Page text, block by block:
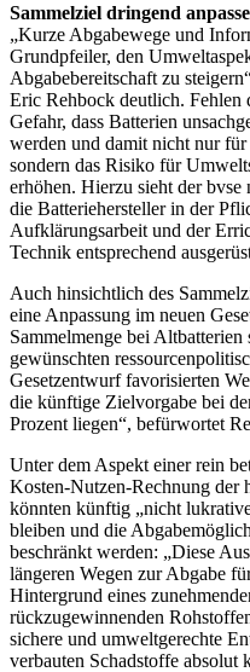
Sammelziel dringend
„Kurze Abgabewege und
Grundpfeiler, den
Abgabebereitschaft zu
Eric Rehbock deutlich. Fehlen
Gefahr, dass Batterien
werden und damit nicht nur
sondern das Risiko für
erhöhen. Hierzu sieht der bvse
die Batteriehersteller in der
Aufklärungsarbeit und der
Technik entsprechend
Auch hinsichtlich des
eine Anpassung im neuen
Sammelmenge bei
gewünschten
Gesetzentwurf favorisierten
die künftige Zielvorgabe bei
Prozent liegen“, befürwortet
Unter dem Aspekt einer rein
Kosten-Nutzen-Rechnung der
könnten künftig „nicht
bleiben und die
beschränkt werden: „Diese
längeren Wegen zur Abgabe
Hintergrund eines
rückzugewinnenden
sichere und umweltgerechte
verbauten Schadstoffe absolut